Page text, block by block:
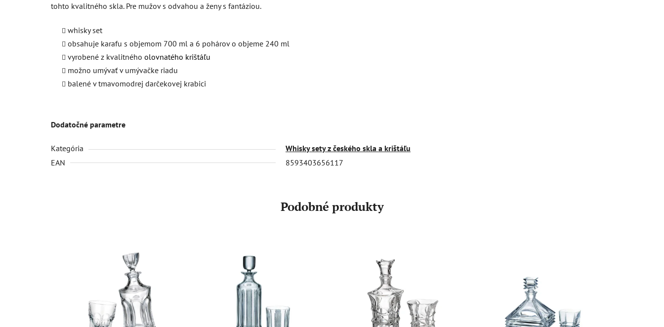
tohto kvalitného skla. Pre mužov s odvahou a ženy s fantáziou.
whisky set
obsahuje karafu s objemom 700 ml a 6 pohárov o objeme 240 ml
vyrobené z kvalitného olovnatého krištáľu
možno umývať v umývačke riadu
balené v tmavomodrej darčekovej krabici
Dodatočné parametre
Kategória
Whisky sety z českého skla a krištáľu
EAN
8593403656117
Podobné produkty